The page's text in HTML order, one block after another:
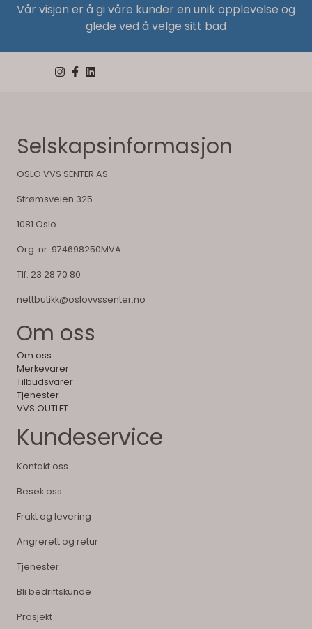
Vår visjon er å gi våre kunder en unik opplevelse og
glede ved å velge sitt bad
Selskapsinformasjon
OSLO VVS SENTER AS
Strømsveien 325
1081 Oslo
Org. nr. 974698250MVA
Tlf: 23 28 70 80
nettbutikk@oslovvssenter.no
Om oss
Om oss
Merkevarer
Tilbudsvarer
Tjenester
VVS OUTLET
Kundeservice
Kontakt oss
Besøk oss
Frakt og levering
Angrerett og retur
Tjenester
Bli bedriftskunde
Prosjekt